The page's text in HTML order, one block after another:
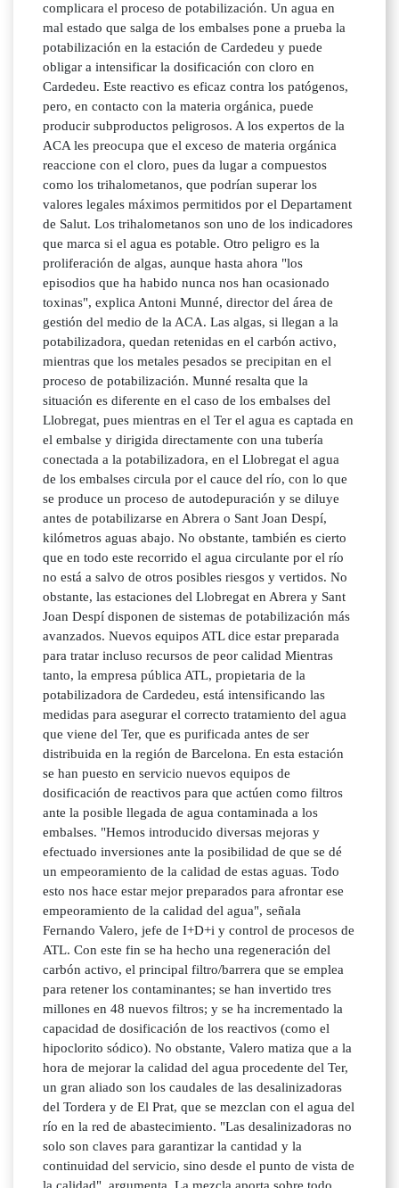
complicara el proceso de potabilización. Un agua en
mal estado que salga de los embalses pone a prueba la
potabilización en la estación de Cardedeu y puede
obligar a intensificar la dosificación con cloro en
Cardedeu. Este reactivo es eficaz contra los patógenos,
pero, en contacto con la materia orgánica, puede
producir subproductos peligrosos. A los expertos de la
ACA les preocupa que el exceso de materia orgánica
reaccione con el cloro, pues da lugar a compuestos
como los trihalometanos, que podrían superar los
valores legales máximos permitidos por el Departament
de Salut. Los trihalometanos son uno de los indicadores
que marca si el agua es potable. Otro peligro es la
proliferación de algas, aunque hasta ahora "los
episodios que ha habido nunca nos han ocasionado
toxinas", explica Antoni Munné, director del área de
gestión del medio de la ACA. Las algas, si llegan a la
potabilizadora, quedan retenidas en el carbón activo,
mientras que los metales pesados se precipitan en el
proceso de potabilización. Munné resalta que la
situación es diferente en el caso de los embalses del
Llobregat, pues mientras en el Ter el agua es captada en
el embalse y dirigida directamente con una tubería
conectada a la potabilizadora, en el Llobregat el agua
de los embalses circula por el cauce del río, con lo que
se produce un proceso de autodepuración y se diluye
antes de potabilizarse en Abrera o Sant Joan Despí,
kilómetros aguas abajo. No obstante, también es cierto
que en todo este recorrido el agua circulante por el río
no está a salvo de otros posibles riesgos y vertidos. No
obstante, las estaciones del Llobregat en Abrera y Sant
Joan Despí disponen de sistemas de potabilización más
avanzados. Nuevos equipos ATL dice estar preparada
para tratar incluso recursos de peor calidad Mientras
tanto, la empresa pública ATL, propietaria de la
potabilizadora de Cardedeu, está intensificando las
medidas para asegurar el correcto tratamiento del agua
que viene del Ter, que es purificada antes de ser
distribuida en la región de Barcelona. En esta estación
se han puesto en servicio nuevos equipos de
dosificación de reactivos para que actúen como filtros
ante la posible llegada de agua contaminada a los
embalses. "Hemos introducido diversas mejoras y
efectuado inversiones ante la posibilidad de que se dé
un empeoramiento de la calidad de estas aguas. Todo
esto nos hace estar mejor preparados para afrontar ese
empeoramiento de la calidad del agua", señala
Fernando Valero, jefe de I+D+i y control de procesos de
ATL. Con este fin se ha hecho una regeneración del
carbón activo, el principal filtro/barrera que se emplea
para retener los contaminantes; se han invertido tres
millones en 48 nuevos filtros; y se ha incrementado la
capacidad de dosificación de los reactivos (como el
hipoclorito sódico). No obstante, Valero matiza que a la
hora de mejorar la calidad del agua procedente del Ter,
un gran aliado son los caudales de las desalinizadoras
del Tordera y de El Prat, que se mezclan con el agua del
río en la red de abastecimiento. "Las desalinizadoras no
solo son claves para garantizar la cantidad y la
continuidad del servicio, sino desde el punto de vista de